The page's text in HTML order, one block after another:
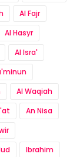
Al Fajr
Al Hasyr
Al Isra'
Al Waqiah
An Nisa
Ibrahim